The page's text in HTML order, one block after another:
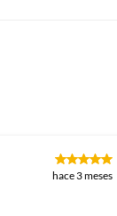
hace 3 meses